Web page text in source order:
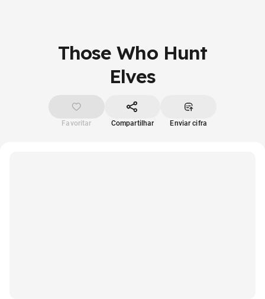
Those Who Hunt
Elves
Favoritar Compartilhar Enviar cifra